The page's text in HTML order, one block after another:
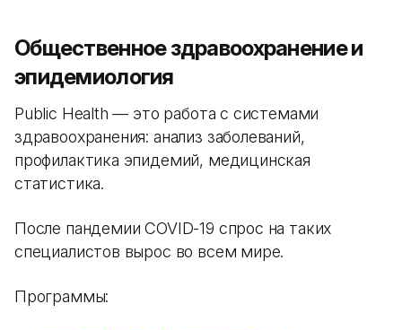
Общественное здравоохранение и
эпидемиология
Public Health — это работа с системами
здравоохранения: анализ заболеваний,
профилактика эпидемий, медицинская
статистика.
После пандемии COVID-19 спрос на таких
специалистов вырос во всем мире.
Программы: